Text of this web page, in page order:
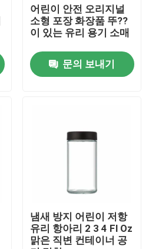
어린이 안전 오리지널
소형 포장 화장품 뚜??
이 있는 유리 용기 소매
문의 보내기
냄새 방지 어린이 저항
유리 항아리 2 3 4 Fl Oz
맑은 직변 컨테이너 공